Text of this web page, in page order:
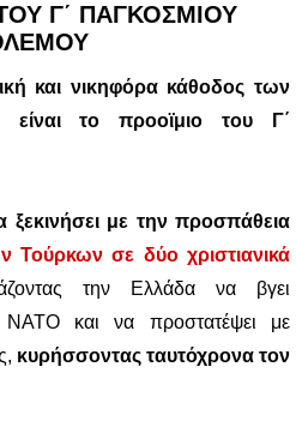
Γ΄ ΠΑΓΚΟΣΜΙΟΥ
και νικηφόρα κάθοδος των
το προοϊμιο του Γ΄
με την προσπάθεια
Τούρκων σε δύο χριστιανικά
την Ελλάδα να βγει
και να προστατέψει με
κυρήσσοντας ταυτόχρονα τον